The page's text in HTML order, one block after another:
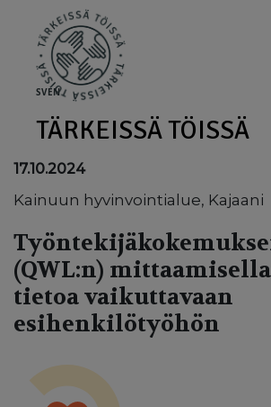
SVEN
TÄRKEISSÄ TÖISSÄ
17.10.2024
Kainuun hyvinvointialue, Kajaani
(QWL:n) mittaamisella
tietoa vaikuttavaan
esihenkilötyöhön